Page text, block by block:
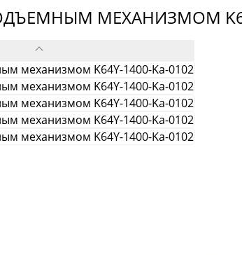
МЕХАНИЗМОМ